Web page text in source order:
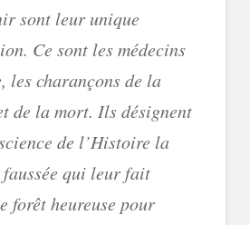
sont leur unique
Ce sont les médecins
les charançons de la
de la mort. Ils désignent
de l’Histoire la
faussée qui leur fait
forêt heureuse pour